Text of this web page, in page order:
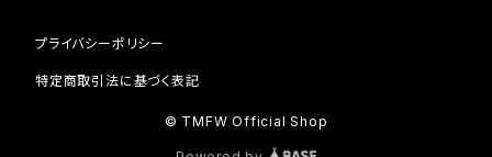
iPhone13
プライバシーポリシー
特定商取引法に基づく表記
© TMFW Official Shop